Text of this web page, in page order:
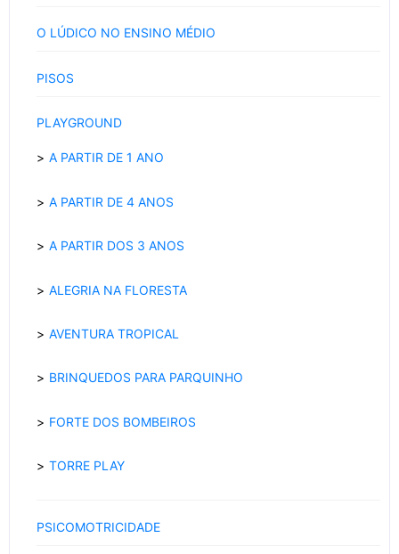
O LÚDICO NO ENSINO MÉDIO
PISOS
PLAYGROUND
A PARTIR DE 1 ANO
A PARTIR DE 4 ANOS
A PARTIR DOS 3 ANOS
ALEGRIA NA FLORESTA
AVENTURA TROPICAL
BRINQUEDOS PARA PARQUINHO
FORTE DOS BOMBEIROS
TORRE PLAY
PSICOMOTRICIDADE